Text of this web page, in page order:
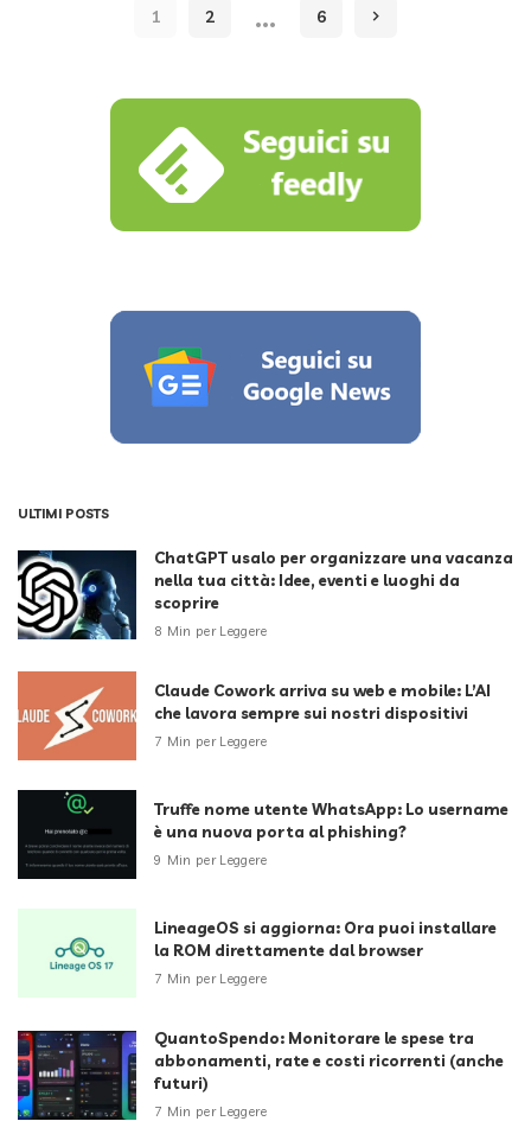
1 2 … 6
ULTIMI POSTS
ChatGPT usalo per organizzare una vacanza
nella tua città: Idee, eventi e luoghi da
scoprire
8 Min per Leggere
Claude Cowork arriva su web e mobile: L’AI
che lavora sempre sui nostri dispositivi
7 Min per Leggere
Truffe nome utente WhatsApp: Lo username
è una nuova porta al phishing?
9 Min per Leggere
LineageOS si aggiorna: Ora puoi installare
la ROM direttamente dal browser
7 Min per Leggere
QuantoSpendo: Monitorare le spese tra
abbonamenti, rate e costi ricorrenti (anche
futuri)
7 Min per Leggere